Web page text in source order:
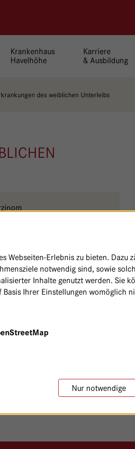
Krankenhaus
Havelhöhe
Karriere
& Ausbildung
des weiblichen Unterleibs
Webseiten-Erlebnis zu bieten. Dazu
notwendig sind, sowie
Inhalte genutzt werden. Sie
Basis Ihrer Einstellungen womöglich
Nur notwendige